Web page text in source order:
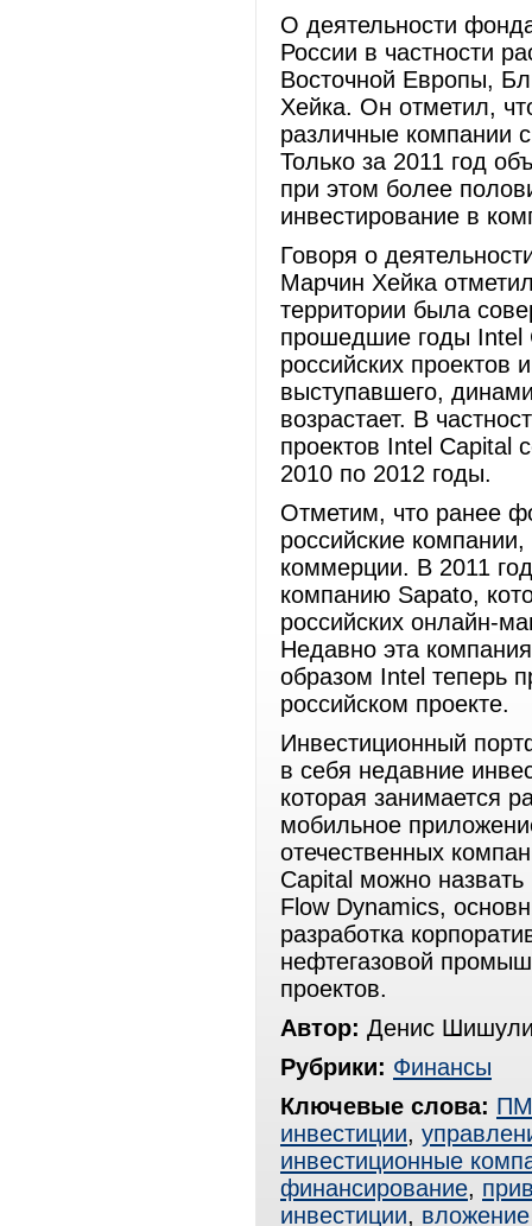
О деятельности
России в частности
Восточной Европы,
Хейка. Он отметил,
различные компании
Только за 2011 год
при этом более
инвестирование в
Говоря о
Марчин Хейка
территории была
прошедшие годы Intel
российских
выступавшего,
возрастает. В
проектов Intel Capital
2010 по 2012
Отметим, что ранее
российские
коммерции. В 2011
компанию Sapato,
российских онлайн-
Недавно эта
образом Intel теперь
российском проекте.
Инвестиционный
в себя недавние
которая занимается
мобильное
отечественных
Capital можно
Flow Dynamics,
разработка
нефтегазовой
проектов.
Автор: Денис
Рубрики: Финансы
Ключевые слова:
инвестиции,
инвестиционные
финансирование,
инвестиции, вложение